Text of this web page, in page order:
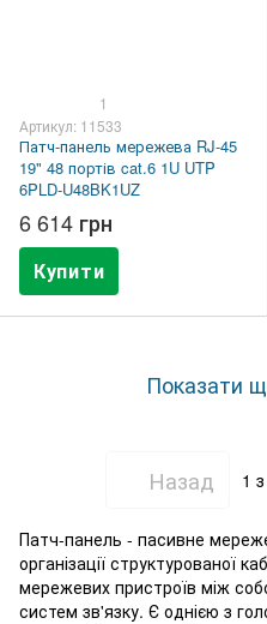
1
Артикул: 11533
Патч-панель мережева RJ-45
19" 48 портів cat.6 1U UTP
6PLD-U48BK1UZ
6 614 грн
Купити
Показати
Назад 1
Патч-панель - пасивне
організації структурованої
мережевих пристроїв між
систем зв'язку. Є однією з